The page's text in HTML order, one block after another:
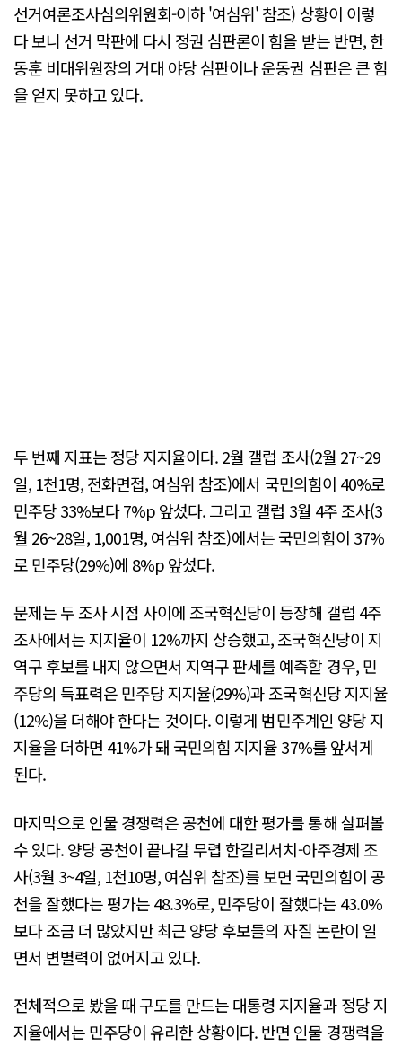
선거여론조사심의위원회-이하 '여심위' 참조) 상황이 이렇
다 보니 선거 막판에 다시 정권 심판론이 힘을 받는 반면, 한
동훈 비대위원장의 거대 야당 심판이나 운동권 심판은 큰 힘
을 얻지 못하고 있다.
두 번째 지표는 정당 지지율이다. 2월 갤럽 조사(2월 27~29
일, 1천1명, 전화면접, 여심위 참조)에서 국민의힘이 40%로
민주당 33%보다 7%p 앞섰다. 그리고 갤럽 3월 4주 조사(3
월 26~28일, 1,001명, 여심위 참조)에서는 국민의힘이 37%
로 민주당(29%)에 8%p 앞섰다.
문제는 두 조사 시점 사이에 조국혁신당이 등장해 갤럽 4주
조사에서는 지지율이 12%까지 상승했고, 조국혁신당이 지
역구 후보를 내지 않으면서 지역구 판세를 예측할 경우, 민
주당의 득표력은 민주당 지지율(29%)과 조국혁신당 지지율
(12%)을 더해야 한다는 것이다. 이렇게 범민주계인 양당 지
지율을 더하면 41%가 돼 국민의힘 지지율 37%를 앞서게
된다.
마지막으로 인물 경쟁력은 공천에 대한 평가를 통해 살펴볼
수 있다. 양당 공천이 끝나갈 무렵 한길리서치-아주경제 조
사(3월 3~4일, 1천10명, 여심위 참조)를 보면 국민의힘이 공
천을 잘했다는 평가는 48.3%로, 민주당이 잘했다는 43.0%
보다 조금 더 많았지만 최근 양당 후보들의 자질 논란이 일
면서 변별력이 없어지고 있다.
전체적으로 봤을 때 구도를 만드는 대통령 지지율과 정당 지
지율에서는 민주당이 유리한 상황이다. 반면 인물 경쟁력을